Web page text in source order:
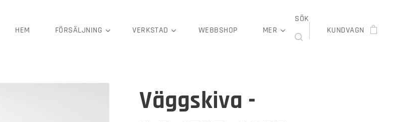
HEM FÖRSÄLJNING VERKSTAD WEBBSHOP MER
SÖK
KUNDVAGN
Väggskiva -